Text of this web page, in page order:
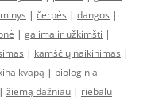
| čerpės | dangos |
| galima ir užkimšti |
| kamščių naikinimas |
kvapą | biologiniai
| žiemą dažniau | riebalu